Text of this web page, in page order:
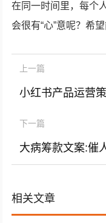
在同一时间里，每个
会很有“心”意呢？希
上一篇
小红书产品运营
下一篇
相关文章